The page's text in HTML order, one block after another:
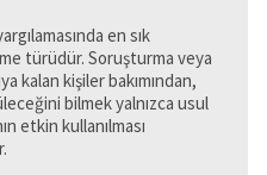
en sık
türüdür. Soruşturma veya
kalan kişiler bakımından,
bilmek yalnızca usul
etkin kullanılması